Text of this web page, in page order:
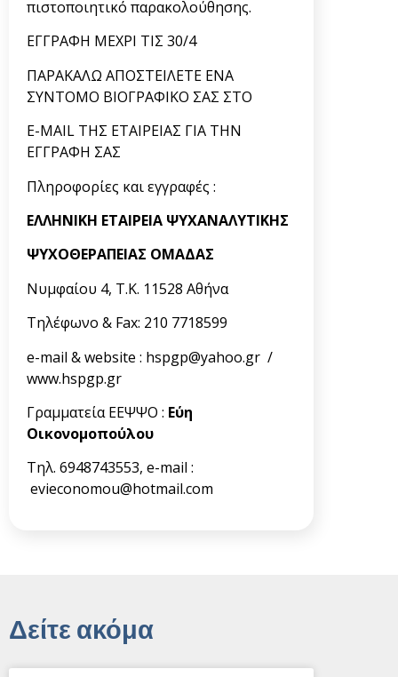
πιστοποιητικό παρακολούθησης.
ΕΓΓΡΑΦΗ ΜΕΧΡΙ ΤΙΣ 30/4
ΠΑΡΑΚΑΛΩ ΑΠΟΣΤΕΙΛΕΤΕ ΕΝΑ
ΣΥΝΤΟΜΟ ΒΙΟΓΡΑΦΙΚΟ ΣΑΣ ΣΤΟ
E-MAIL ΤΗΣ ΕΤΑΙΡΕΙΑΣ ΓΙΑ ΤΗΝ
ΕΓΓΡΑΦΗ ΣΑΣ
Πληροφορίες και εγγραφές :
ΕΛΛΗΝΙΚΗ ΕΤΑΙΡΕΙΑ ΨΥΧΑΝΑΛΥΤΙΚΗΣ
ΨΥΧΟΘΕΡΑΠΕΙΑΣ ΟΜΑΔΑΣ
Νυμφαίου 4, T.K. 11528 Αθήνα
Τηλέφωνο & Fax: 210 7718599
e-mail & website : hspgp@yahoo.gr /
www.hspgp.gr
Γραμματεία ΕΕΨΨΟ : Εύη
Οικονομοπούλου
Τηλ. 6948743553, e-mail :
evieconomou@hotmail.com
Δείτε ακόμα